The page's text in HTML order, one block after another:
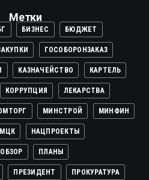
Метки
БИЗНЕС БЮДЖЕТ
ГОСОБОРОНЗАКАЗ
КАЗНАЧЕЙСТВО КАРТЕЛЬ
КОРРУПЦИЯ ЛЕКАРСТВА
МИНСТРОЙ МИНФИН
НАЦПРОЕКТЫ
ОБЗОР ПЛАНЫ
ПРЕЗИДЕНТ ПРОКУРАТУРА